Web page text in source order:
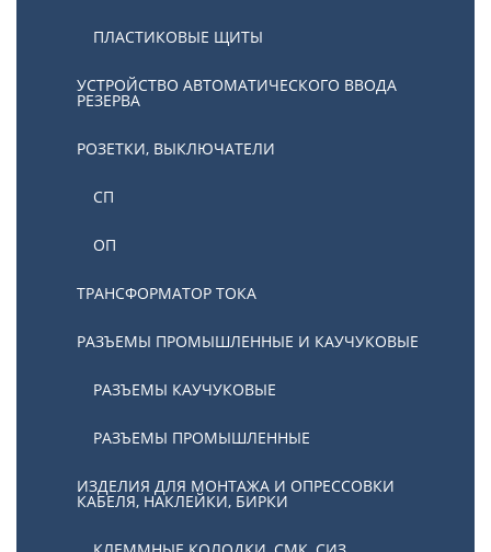
ПЛАСТИКОВЫЕ ЩИТЫ
УСТРОЙСТВО АВТОМАТИЧЕСКОГО ВВОДА
РЕЗЕРВА
РОЗЕТКИ, ВЫКЛЮЧАТЕЛИ
СП
ОП
ТРАНСФОРМАТОР ТОКА
РАЗЪЕМЫ ПРОМЫШЛЕННЫЕ И КАУЧУКОВЫЕ
РАЗЪЕМЫ КАУЧУКОВЫЕ
РАЗЪЕМЫ ПРОМЫШЛЕННЫЕ
ИЗДЕЛИЯ ДЛЯ МОНТАЖА И ОПРЕССОВКИ
КАБЕЛЯ, НАКЛЕЙКИ, БИРКИ